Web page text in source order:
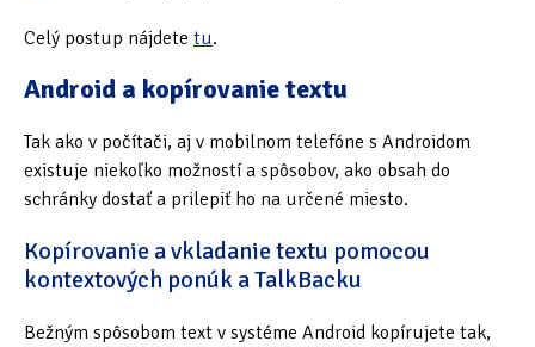
Celý postup nájdete tu.
Android a kopírovanie textu
Tak ako v počítači, aj v mobilnom telefóne s Androidom
existuje niekoľko možností a spôsobov, ako obsah do
schránky dostať a prilepiť ho na určené miesto.
Kopírovanie a vkladanie textu pomocou
kontextových ponúk a TalkBacku
Bežným spôsobom text v systéme Android kopírujete tak,